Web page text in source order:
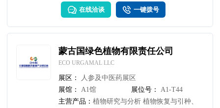
在线洽谈 一键拨号
蒙古国绿色植物有限责任公司
ECO URGAMAL LLC
展区：
人参及中医药展区
展馆：
A1馆 展位号：
A1-T44
主营产品：植物研究与分析 植物恢复与引种、